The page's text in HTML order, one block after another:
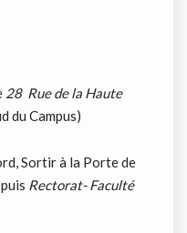
28 Rue de la Haute
du Campus)
Sortir à la Porte de
puis Rectorat- Faculté